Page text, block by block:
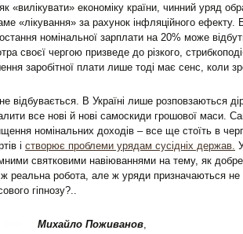
«вилікувати» економіку країни, чинний уряд
«лікування» за рахунок інфляційного
номінальної зарплати на 20% може
своєї чергою призведе до різкого,
заробітної плати лише тоді має сенс, коли
відбувається. В Україні лише розповзаються
все нові й нові самоскиди грошової маси.
номінальних доходів – все ще стоїть в
і створює проблеми урядам сусідніх держав.
святковими навіюваннями на тему, як
реальна робота, але ж уряди призначаються
гіпнозу?..
Михайло Поживанов,